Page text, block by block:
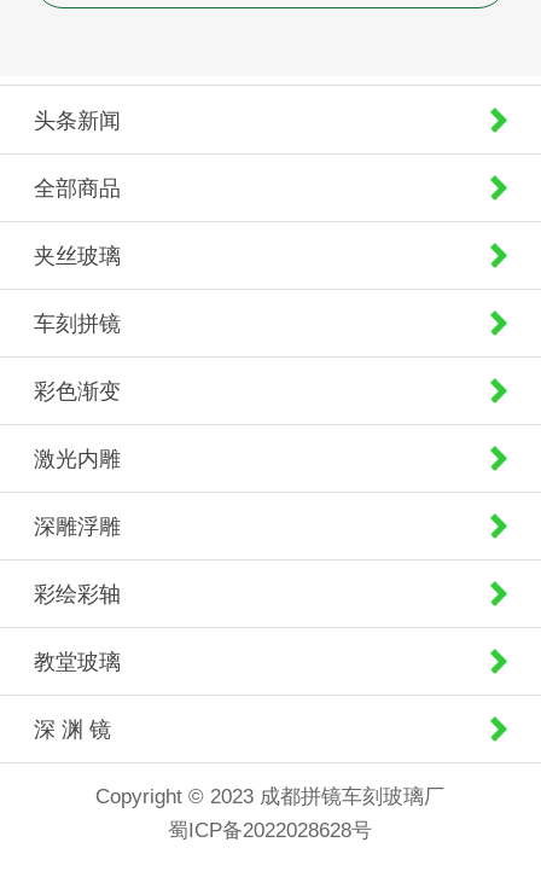
头条新闻
全部商品
夹丝玻璃
车刻拼镜
彩色渐变
激光内雕
深雕浮雕
彩绘彩轴
教堂玻璃
深 渊 镜
Copyright © 2023 成都拼镜车刻玻璃厂
蜀ICP备2022028628号